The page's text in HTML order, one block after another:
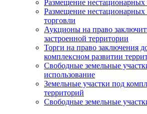
Размещение нестационарных
Размещение нестационарных
торговли
Аукционы на право
застроенной территории
Торги на право заключения
комплексном развитии
Свободные земельные
использование
Земельные участки под
территорий
Свободные земельные